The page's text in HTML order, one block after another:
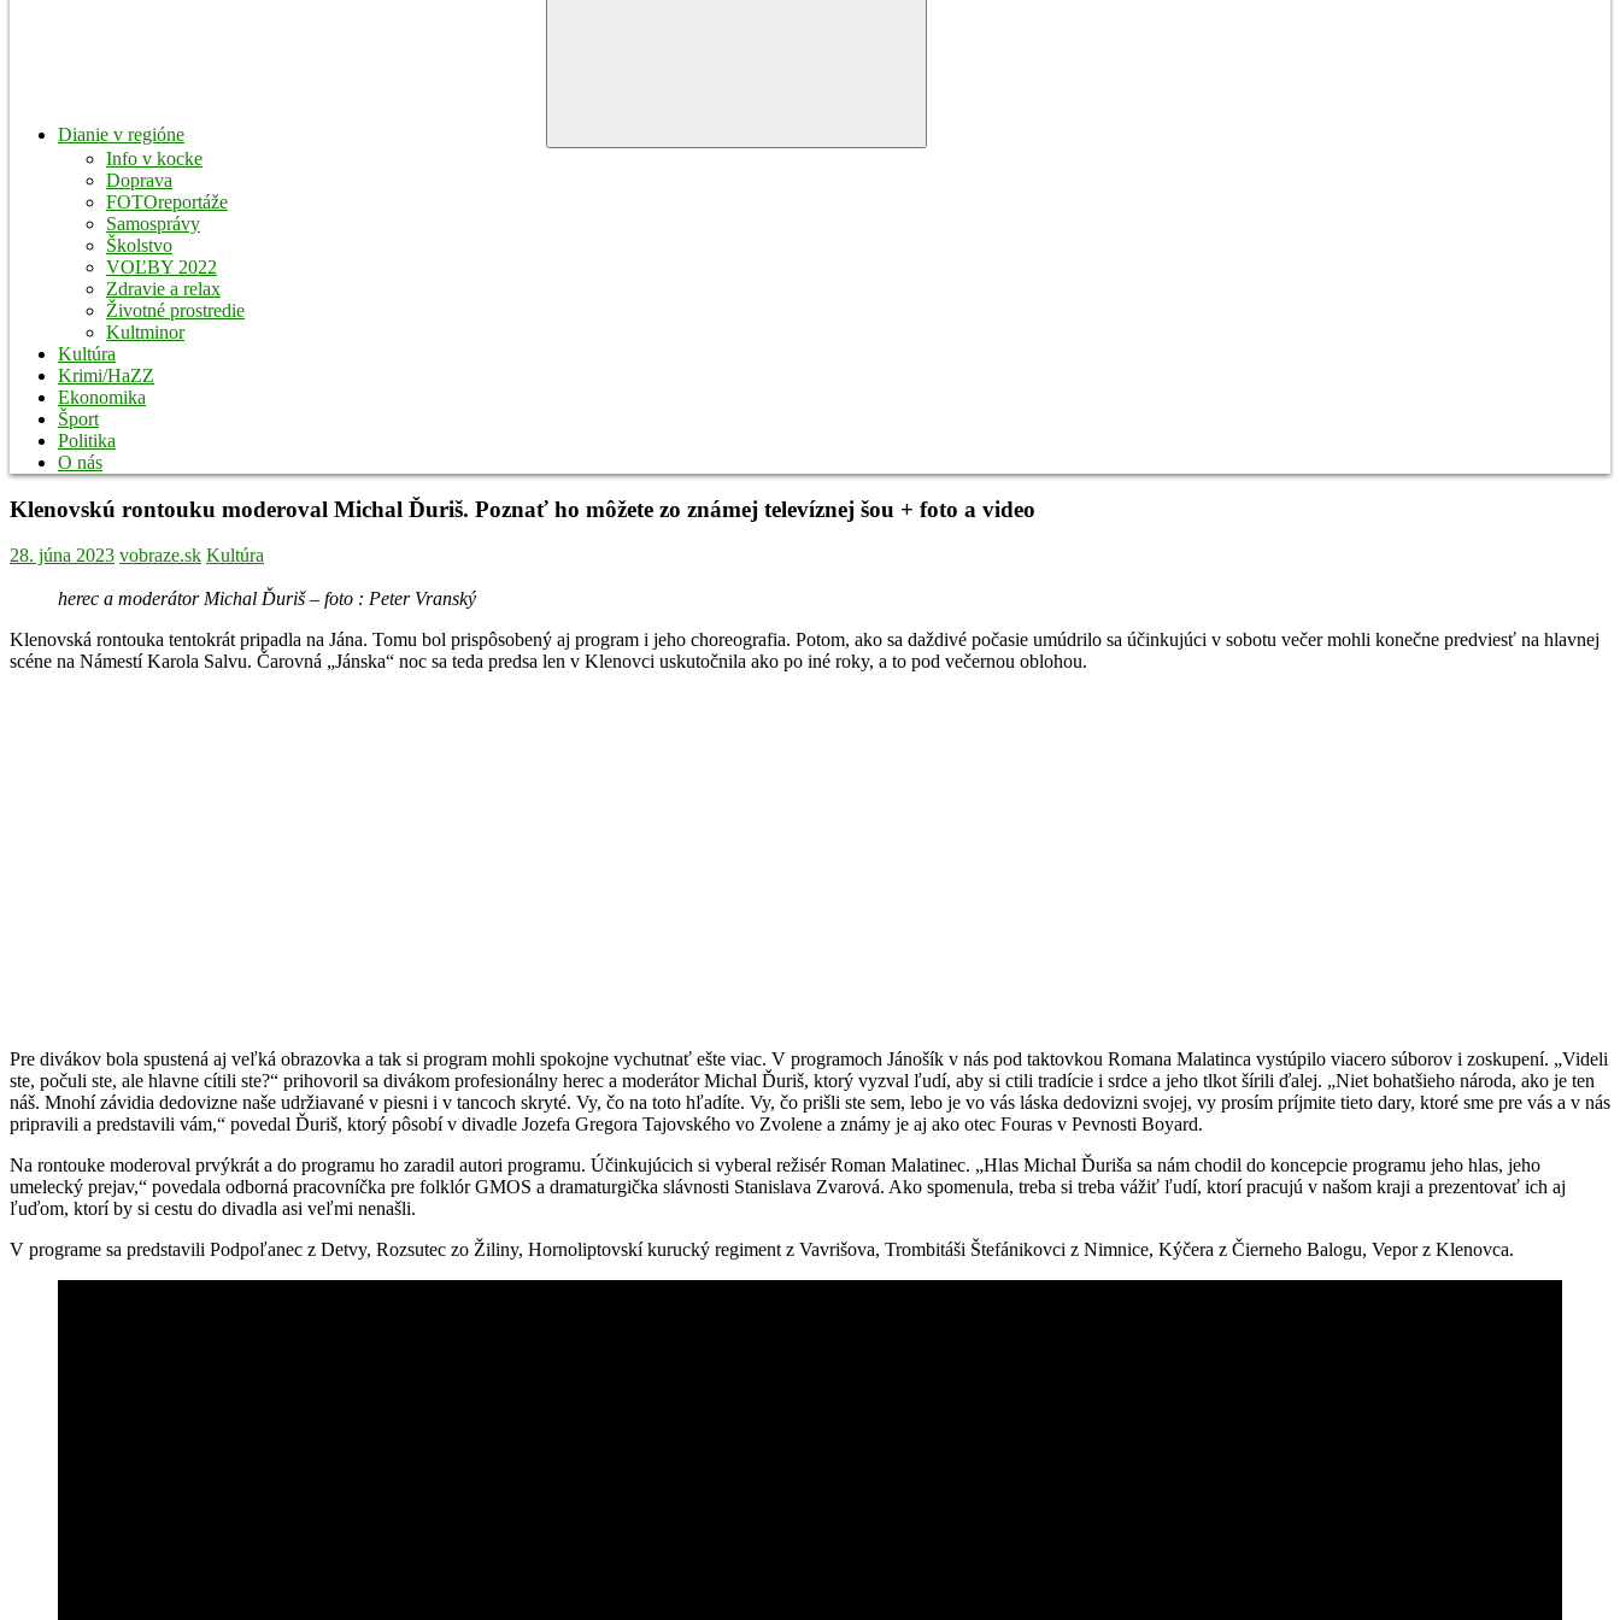
Dianie v regióne
Info v kocke
Doprava
FOTOreportáže
Samosprávy
Školstvo
VOĽBY 2022
Zdravie a relax
Životné prostredie
Kultminor
Kultúra
Krimi/HaZZ
Ekonomika
Šport
Politika
O nás
Klenovskú rontouku moderoval Michal Ďuriš. Poznať ho môžete zo známej televíznej šou + foto a video
28. júna 2023 vobraze.sk Kultúra
herec a moderátor Michal Ďuriš – foto : Peter Vranský
Klenovská rontouka tentokrát pripadla na Jána. Tomu bol prispôsobený aj program i jeho choreografia. Potom, ako sa daždivé počasie umúdrilo sa účinkujúci v sobotu večer mohli konečne predviesť na hlavnej
scéne na Námestí Karola Salvu. Čarovná „Jánska“ noc sa teda predsa len v Klenovci uskutočnila ako po iné roky, a to pod večernou oblohou.
Pre divákov bola spustená aj veľká obrazovka a tak si program mohli spokojne vychutnať ešte viac. V programoch Jánošík v nás pod taktovkou Romana Malatinca vystúpilo viacero súborov i zoskupení. „Videli
ste, počuli ste, ale hlavne cítili ste?“ prihovoril sa divákom profesionálny herec a moderátor Michal Ďuriš, ktorý vyzval ľudí, aby si ctili tradície i srdce a jeho tlkot šírili ďalej. „Niet bohatšieho národa, ako je ten
náš. Mnohí závidia dedovizne naše udržiavané v piesni i v tancoch skryté. Vy, čo na toto hľadíte. Vy, čo prišli ste sem, lebo je vo vás láska dedovizni svojej, vy prosím príjmite tieto dary, ktoré sme pre vás a v nás
pripravili a predstavili vám,“ povedal Ďuriš, ktorý pôsobí v divadle Jozefa Gregora Tajovského vo Zvolene a známy je aj ako otec Fouras v Pevnosti Boyard.
Na rontouke moderoval prvýkrát a do programu ho zaradil autori programu. Účinkujúcich si vyberal režisér Roman Malatinec. „Hlas Michal Ďuriša sa nám chodil do koncepcie programu jeho hlas, jeho
umelecký prejav,“ povedala odborná pracovníčka pre folklór GMOS a dramaturgička slávnosti Stanislava Zvarová. Ako spomenula, treba si treba vážiť ľudí, ktorí pracujú v našom kraji a prezentovať ich aj
ľuďom, ktorí by si cestu do divadla asi veľmi nenašli.
V programe sa predstavili Podpoľanec z Detvy, Rozsutec zo Žiliny, Hornoliptovskí kurucký regiment z Vavrišova, Trombitáši Štefánikovci z Nimnice, Kýčera z Čierneho Balogu, Vepor z Klenovca.